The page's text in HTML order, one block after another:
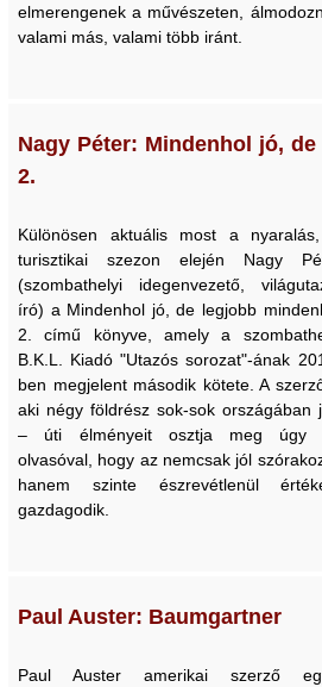
elmerengenek a művészeten,
valami más, valami több iránt.
Nagy Péter: Mindenhol jó,
2.
Különösen aktuális most a
turisztikai szezon elején Nagy
(szombathelyi idegenvezető,
író) a Mindenhol jó, de legjobb
2. című könyve, amely a
B.K.L. Kiadó "Utazós sorozat"-ának
ben megjelent második kötete. A
aki négy földrész sok-sok országában
– úti élményeit osztja meg úgy
olvasóval, hogy az nemcsak jól
hanem szinte észrevétlenül
gazdagodik.
Paul Auster: Baumgartner
Paul Auster amerikai szerző